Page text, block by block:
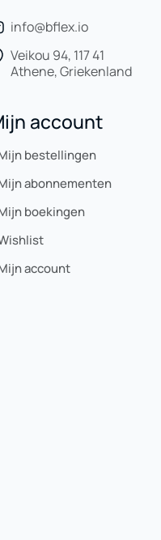
info@bflex.io
Veikou 94, 117 41
Athene, Griekenland
account
bestellingen
abonnementen
boekingen
account